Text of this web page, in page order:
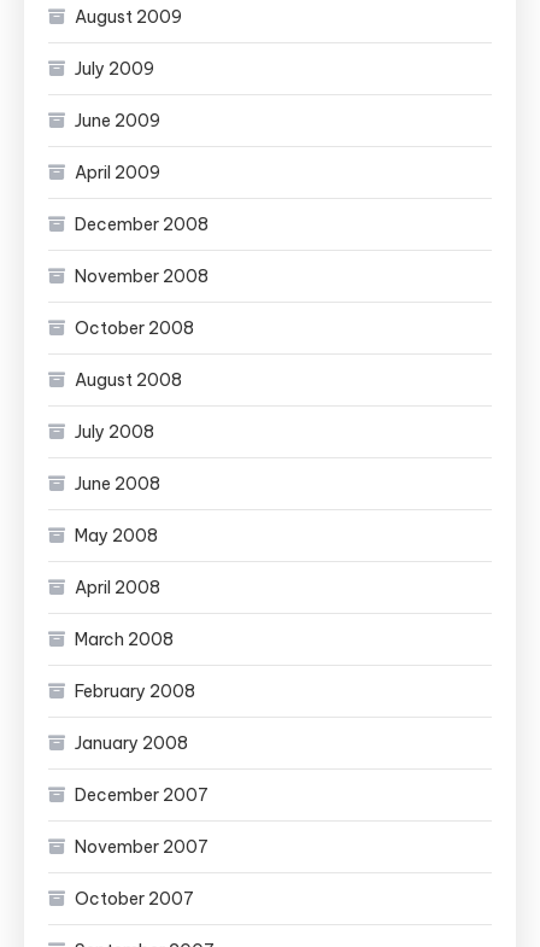
August 2009
July 2009
June 2009
April 2009
December 2008
November 2008
October 2008
August 2008
July 2008
June 2008
May 2008
April 2008
March 2008
February 2008
January 2008
December 2007
November 2007
October 2007